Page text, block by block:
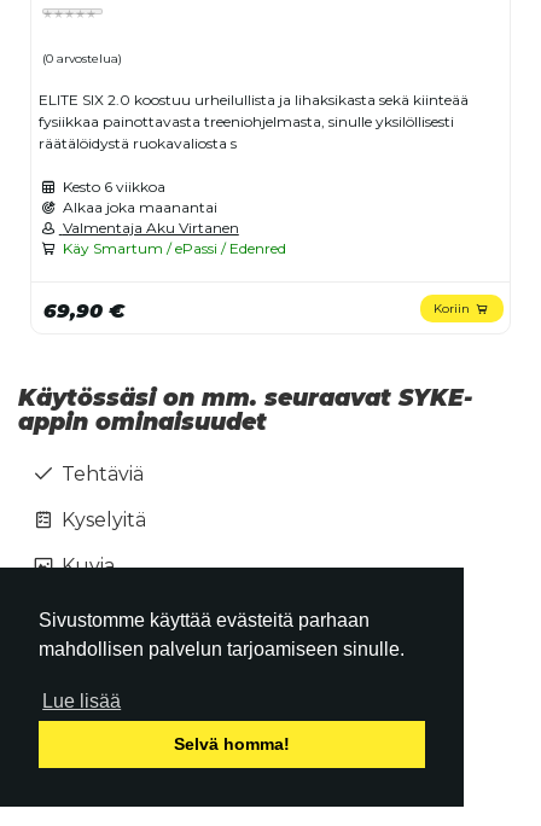
Sivustomme käyttää evästeitä parhaan
mahdollisen palvelun tarjoamiseen sinulle.
Lue lisää
Selvä homma!
(0 arvostelua)
ELITE SIX 2.0 koostuu urheilullista ja lihaksikasta sekä kiinteää
fysiikkaa painottavasta treeniohjelmasta, sinulle yksilöllisesti
räätälöidystä ruokavaliosta s
Kesto 6 viikkoa
Alkaa joka maanantai
Valmentaja Aku Virtanen
Käy Smartum / ePassi / Edenred
69,90 € Koriin
Käytössäsi on mm. seuraavat SYKE-
appin ominaisuudet
Tehtäviä
Kyselyitä
Kuvia
Videoita
Harjoitusohjelmia
Ravinto-ohjelmia
Tulosten seuraamista